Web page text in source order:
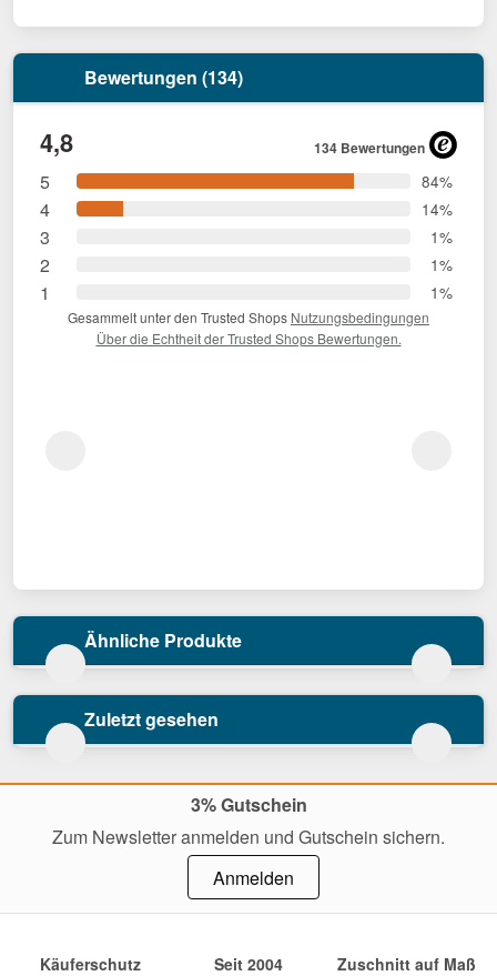
Bewertungen (134)
4,8 134 Bewertungen
5 84%
4 14%
3 1%
2 1%
1 1%
Gesammelt unter den Trusted Shops Nutzungsbedingungen
Über die Echtheit der Trusted Shops Bewertungen.
Ähnliche Produkte
Zuletzt gesehen
3% Gutschein
Zum Newsletter anmelden und Gutschein sichern.
Anmelden
Käuferschutz Seit 2004 Zuschnitt auf Maß